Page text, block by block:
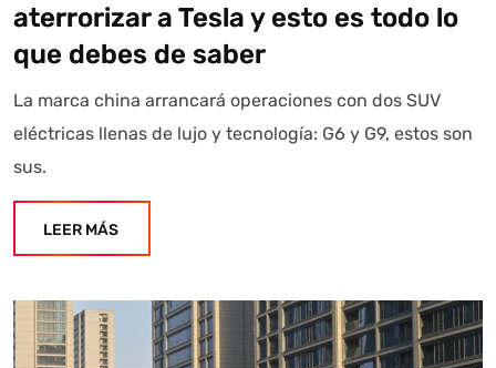
aterrorizar a Tesla y esto es todo lo
que debes de saber
La marca china arrancará operaciones con dos SUV
eléctricas llenas de lujo y tecnología: G6 y G9, estos son
sus.
LEER MÁS